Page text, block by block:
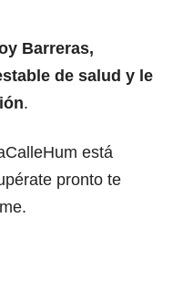
Barreras,
de salud y le
.
está
pronto te